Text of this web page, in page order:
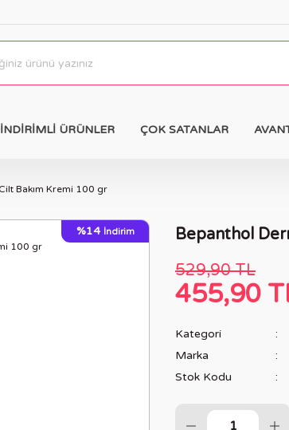
İNDİRİMLİ ÜRÜNLER ÇOK SATANLAR
Bakım Kremi 100 gr
%14 İndirim
Bepanthol
529,90 TL
455,90
Kategori
Marka
Stok Kodu